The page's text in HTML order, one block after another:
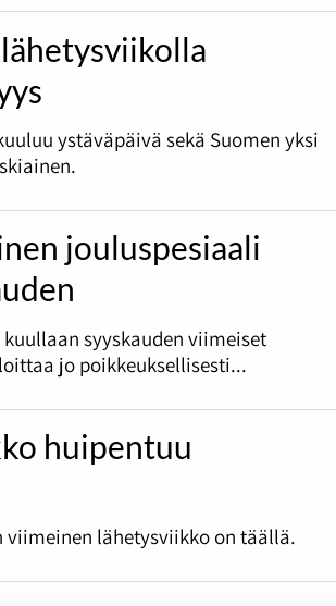
ystäväpäivä sekä Suomen yksi
jouluspesiaali
syyskauden viimeiset
jo poikkeuksellisesti...
huipentuu
viimeinen lähetysviikko on täällä.